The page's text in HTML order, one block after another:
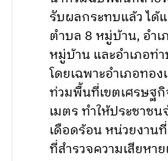
รับผลกระทบแล้ว ได้
ตำบล 8 หมู่บ้าน, อำ
หมู่บ้าน และอำเภอท่
โดยเฉพาะอำเภอทอ
ท่วมพื้นที่เขตเศรษฐ
เมตร ทำให้ประชาช
เดือดร้อน หน่วยงาน
ที่สำรวจความเสียหา